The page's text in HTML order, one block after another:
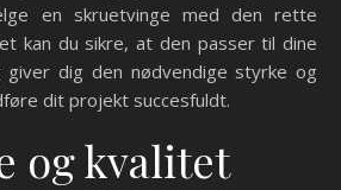
en skruetvinge med den rette
kan du sikre, at den passer til dine
giver dig den nødvendige styrke og
dit projekt succesfuldt.
og kvalitet